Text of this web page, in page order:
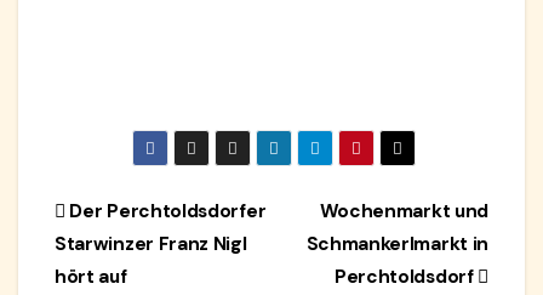
BeitragsnavigationWochenmarkt und
Schmankerlmarkt in
Perchtoldsdorf
Der Perchtoldsdorfer
Starwinzer Franz Nigl
hört auf